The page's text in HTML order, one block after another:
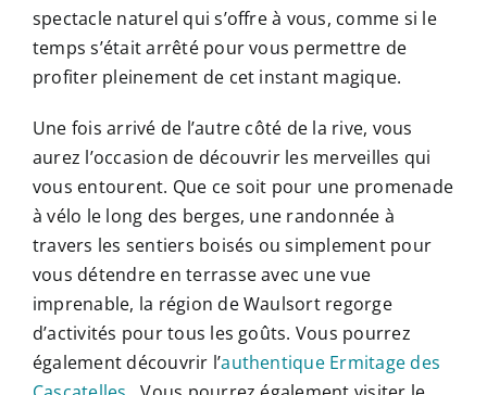
spectacle naturel qui s’offre à vous, comme si le
temps s’était arrêté pour vous permettre de
profiter pleinement de cet instant magique.
Une fois arrivé de l’autre côté de la rive, vous
aurez l’occasion de découvrir les merveilles qui
vous entourent. Que ce soit pour une promenade
à vélo le long des berges, une randonnée à
travers les sentiers boisés ou simplement pour
vous détendre en terrasse avec une vue
imprenable, la région de Waulsort regorge
d’activités pour tous les goûts. Vous pourrez
également découvrir l’authentique Ermitage des